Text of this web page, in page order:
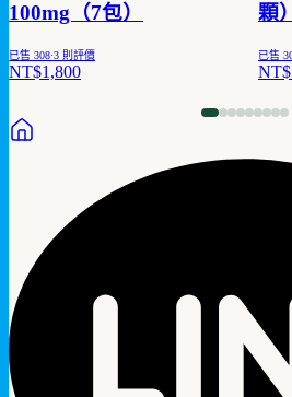
100mg（7包）
已售 308·3 則評價
NT$1,800
顆）
已售